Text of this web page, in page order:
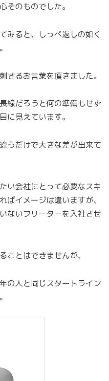
そのものでした。
みると、しっぺ返しの如く
さるお言葉を頂きました。
線だろうと何の準備もせず
に見えています。
うだけで大きな差が出来て
い会社にとって必要なスキ
ばイメージは違いますが、
ないフリーターを入社させ
ことはできませんが、
の人と同じスタートライン